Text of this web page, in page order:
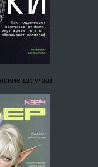
штучки